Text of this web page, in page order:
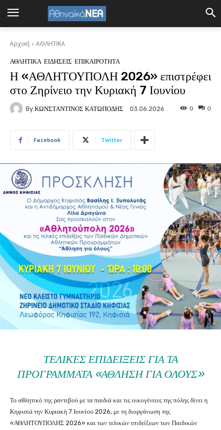
Αρχική ΑΘΛΗΤΙΚΑ
ΑΘΛΗΤΙΚΑ ΕΙΔΗΣΕΙΣ ΕΠΙΚΑΙΡΟΤΗΤΑ
Η «ΑΘΛΗΤΟΥΠΟΛΗ 2026» επιστρέφει
στο Ζηρίνειο την Κυριακή 7 Ιουνίου
By ΚΩΝΣΤΑΝΤΙΝΟΣ ΚΑΤΩΠΟΔΗΣ 03.06.2026 0
0
Facebook Twitter
ΤΕΛΙΚΈΣ ΕΠΙΔΕΊΞΕΙΣ ΓΙΑ ΤΑ
ΠΡΟΓΡΆΜΜΑΤΑ «ΆΘΛΗΣΗ ΓΙΑ ΌΛΟΥΣ»
Το αθλητικό της ραντεβού με τα παιδιά και τις οικογένειες της πόλης δίνει η
Κηφισιά την Κυριακή 7 Ιουνίου 2026, με τη διοργάνωση της
«ΑΘΛΗΤΟΥΠΟΛΗΣ 2026» και των τελικών επιδείξεων των Παιδικών